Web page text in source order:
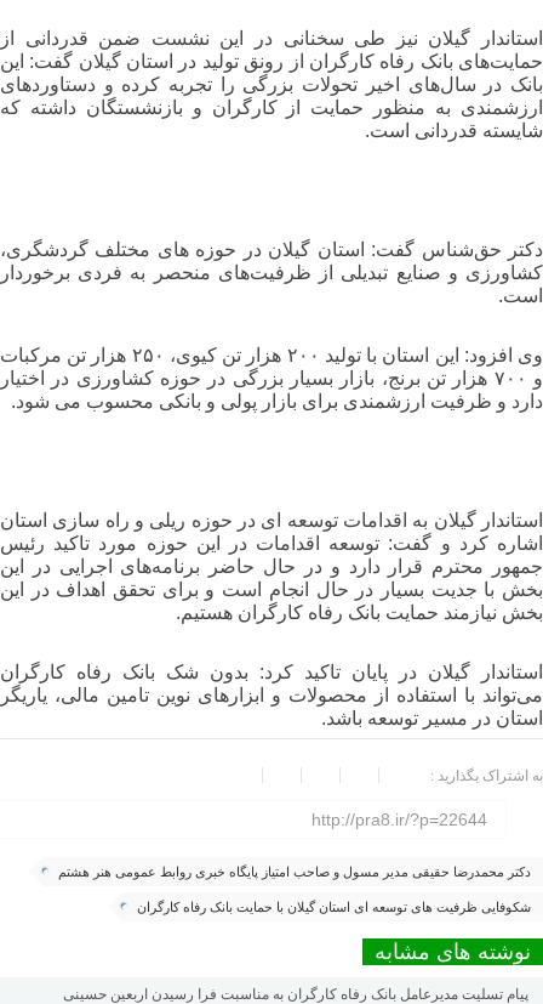
استاندار گیلان نیز طی سخنانی در این نشست ضمن قدردانی از
حمایت‌های بانک رفاه کارگران از رونق تولید در استان گیلان گفت: این
بانک در سال‌های اخیر تحولات بزرگی را تجربه کرده و دستاوردهای
ارزشمندی به منظور حمایت از کارگران و بازنشستگان داشته که
شایسته قدردانی است.
دکتر حق‌شناس گفت: استان گیلان در حوزه های مختلف گردشگری،
کشاورزی و صنایع تبدیلی از ظرفیت‌های منحصر به فردی برخوردار
است.
وی افزود: این استان با تولید ۲۰۰ هزار تن کیوی، ۲۵۰ هزار تن مرکبات
و ۷۰۰ هزار تن برنج، بازار بسیار بزرگی در حوزه کشاورزی در اختیار
دارد و ظرفیت ارزشمندی برای بازار پولی و بانکی محسوب می شود.
استاندار گیلان به اقدامات توسعه ای در حوزه ریلی و راه سازی استان
اشاره کرد و گفت: توسعه اقدامات در این حوزه مورد تاکید رئیس
جمهور محترم قرار دارد و در حال حاضر برنامه‌های اجرایی در این
بخش با جدیت بسیار در حال انجام است و برای تحقق اهداف در این
بخش نیازمند حمایت بانک رفاه کارگران هستیم.
استاندار گیلان در پایان تاکید کرد: بدون شک بانک رفاه کارگران
می‌تواند با استفاده از محصولات و ابزارهای نوین تامین مالی، یاریگر
استان در مسیر توسعه باشد.
به اشتراک بگذارید :
http://pra8.ir/?p=22644
دکتر محمدرضا حقیقی مدیر مسول و صاحب امتیاز پایگاه خبری روابط عمومی هنر هشتم
شکوفایی ظرفیت های توسعه ای استان گیلان با حمایت بانک رفاه کارگران
نوشته های مشابه
پیام تسلیت مدیرعامل بانک رفاه کارگران به مناسبت فرا رسیدن اربعین حسینی